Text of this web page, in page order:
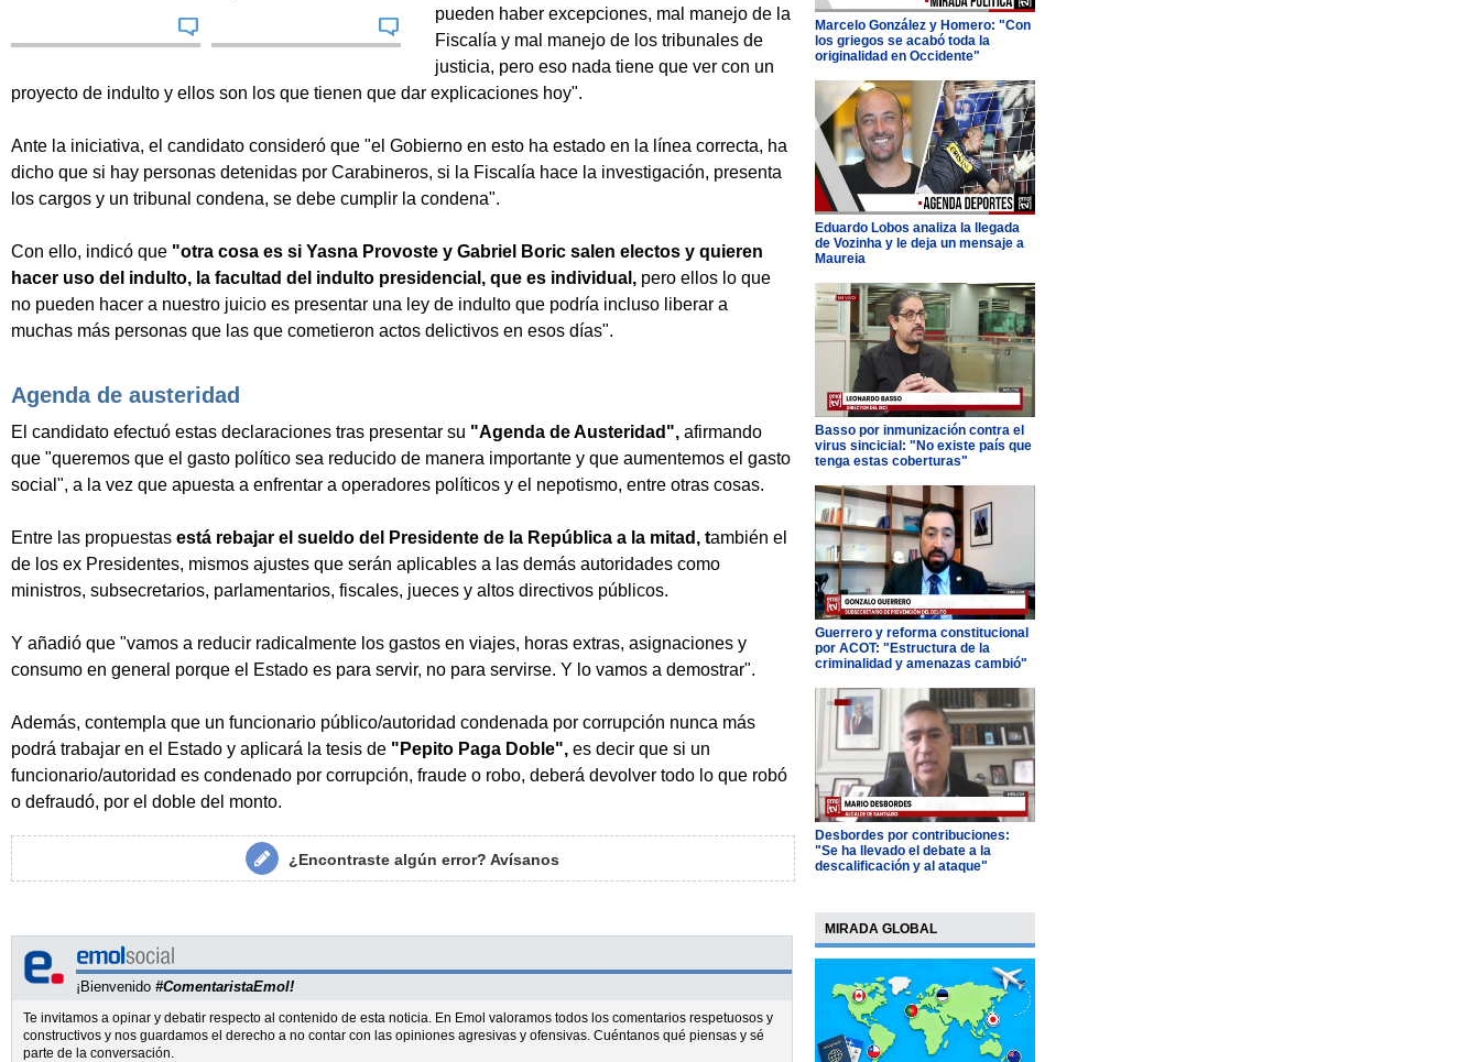
pueden haber excepciones, mal manejo de la
Fiscalía y mal manejo de los tribunales de
justicia, pero eso nada tiene que ver con un
proyecto de indulto y ellos son los que tienen que dar explicaciones hoy".
Ante la iniciativa, el candidato consideró que "el Gobierno en esto ha estado en la línea correcta, ha
dicho que si hay personas detenidas por Carabineros, si la Fiscalía hace la investigación, presenta
los cargos y un tribunal condena, se debe cumplir la condena".
Con ello, indicó que "otra cosa es si Yasna Provoste y Gabriel Boric salen electos y quieren
hacer uso del indulto, la facultad del indulto presidencial, que es individual, pero ellos lo que
no pueden hacer a nuestro juicio es presentar una ley de indulto que podría incluso liberar a
muchas más personas que las que cometieron actos delictivos en esos días".
Agenda de austeridad
El candidato efectuó estas declaraciones tras presentar su "Agenda de Austeridad", afirmando
que "queremos que el gasto político sea reducido de manera importante y que aumentemos el gasto
social", a la vez que apuesta a enfrentar a operadores políticos y el nepotismo, entre otras cosas.
Entre las propuestas está rebajar el sueldo del Presidente de la República a la mitad, también el
de los ex Presidentes, mismos ajustes que serán aplicables a las demás autoridades como
ministros, subsecretarios, parlamentarios, fiscales, jueces y altos directivos públicos.
Y añadió que "vamos a reducir radicalmente los gastos en viajes, horas extras, asignaciones y
consumo en general porque el Estado es para servir, no para servirse. Y lo vamos a demostrar".
Además, contempla que un funcionario público/autoridad condenada por corrupción nunca más
podrá trabajar en el Estado y aplicará la tesis de "Pepito Paga Doble", es decir que si un
funcionario/autoridad es condenado por corrupción, fraude o robo, deberá devolver todo lo que robó
o defraudó, por el doble del monto.
¿Encontraste algún error?Avísanos
¡Bienvenido #ComentaristaEmol!
Te invitamos a opinar y debatir respecto al contenido de esta noticia. En Emol valoramos todos los comentarios respetuosos y
constructivos y nos guardamos el derecho a no contar con las opiniones agresivas y ofensivas. Cuéntanos qué piensas y sé
parte de la conversación.
Marcelo González y Homero: "Con
los griegos se acabó toda la
originalidad en Occidente"
Eduardo Lobos analiza la llegada
de Vozinha y le deja un mensaje a
Maureia
Basso por inmunización contra el
virus sincicial: "No existe país que
tenga estas coberturas"
Guerrero y reforma constitucional
por ACOT: "Estructura de la
criminalidad y amenazas cambió"
Desbordes por contribuciones:
"Se ha llevado el debate a la
descalificación y al ataque"
MIRADA GLOBAL